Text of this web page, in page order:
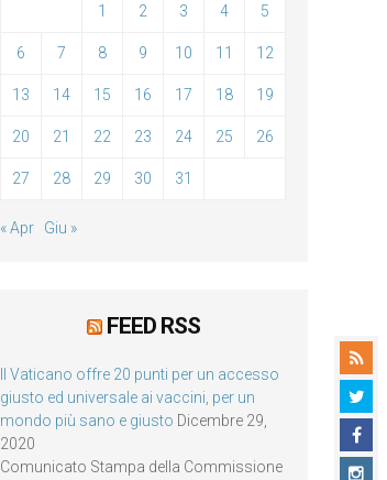
1 2 3 4 5
6 7 8 9 10 11 12
13 14 15 16 17 18 19
20 21 22 23 24 25 26
27 28 29 30 31
« Apr Giu »
FEED RSS
Il Vaticano offre 20 punti per un accesso
giusto ed universale ai vaccini, per un
mondo più sano e giusto Dicembre 29,
2020
Comunicato Stampa della Commissione